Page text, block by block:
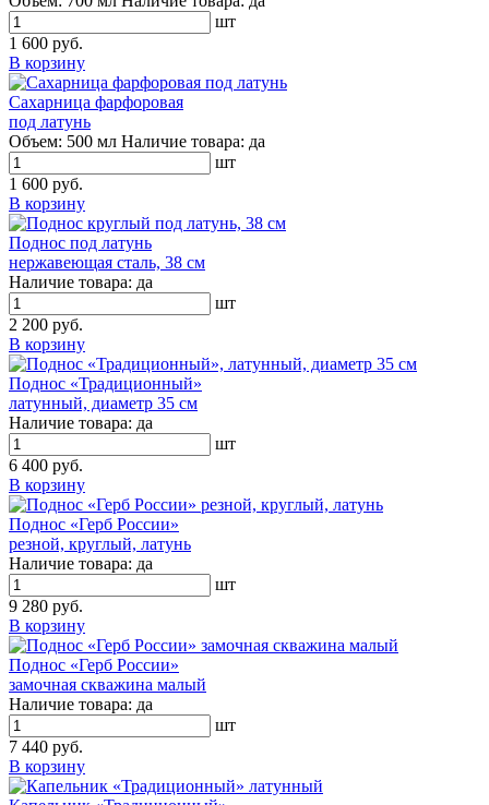
шт
1 600 руб.
В корзину
Сахарница фарфоровая
под латунь
Объем: 500 мл Наличие товара: да
шт
1 600 руб.
В корзину
Поднос под латунь
нержавеющая сталь, 38 см
Наличие товара: да
шт
2 200 руб.
В корзину
Поднос «Традиционный»
латунный, диаметр 35 см
Наличие товара: да
шт
6 400 руб.
В корзину
Поднос «Герб России»
резной, круглый, латунь
Наличие товара: да
шт
9 280 руб.
В корзину
Поднос «Герб России»
замочная скважина малый
Наличие товара: да
шт
7 440 руб.
В корзину